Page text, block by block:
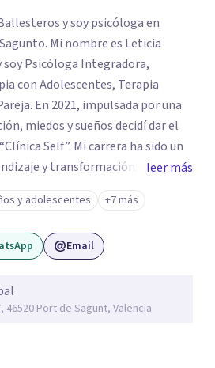
y soy psicóloga en
es Leticia
Psicóloga Integradora,
con Adolescentes, Terapia
por una
miedos y sueños decidí dar el
Self”. Mi carrera ha sido un
y transformación,
especializaciones y experiencias
vocación: acompañar a
en sus momentos más cruciales,
más saludables y un
leer más
y adolescentes +7 más
Email
46520 Port de Sagunt, Valencia